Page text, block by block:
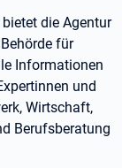
bietet die Agentur
für
Informationen
und
Wirtschaft,
Berufsberatung